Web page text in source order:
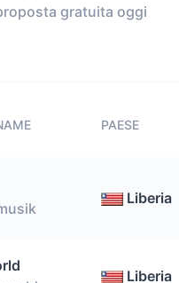
gratuita oggi
PAESE
Liberia
Liberia